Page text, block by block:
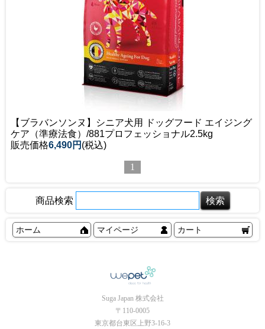
【ブラバンソンヌ】シニア犬用 ドッグフード エイジング
ケア（準療法食）/881プロフェッショナル2.5kg
販売価格6,490円 (税込)
1
商品検索
ホーム マイページ カート
Suga Japan 株式会社
〒110-0005
東京都台東区上野3-16-3